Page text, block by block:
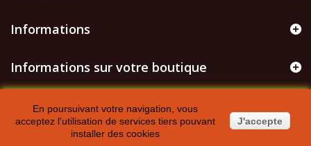
Informations
Informations sur votre boutique
En poursuivant votre navigation, vous
acceptez l'utilisation de services tiers pouvant
installer des cookies
J'accepte